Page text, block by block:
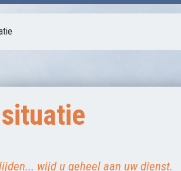
wijd u geheel aan uw dienst.